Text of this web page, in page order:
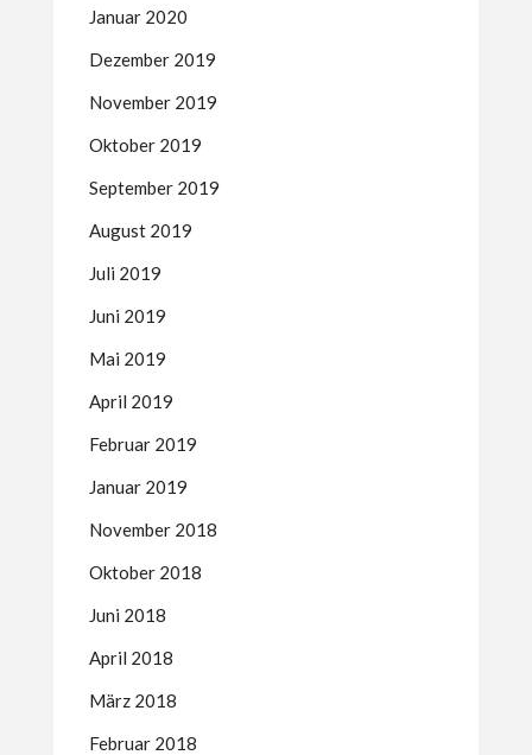
Januar 2020
Dezember 2019
November 2019
Oktober 2019
September 2019
August 2019
Juli 2019
Juni 2019
Mai 2019
April 2019
Februar 2019
Januar 2019
November 2018
Oktober 2018
Juni 2018
April 2018
März 2018
Februar 2018